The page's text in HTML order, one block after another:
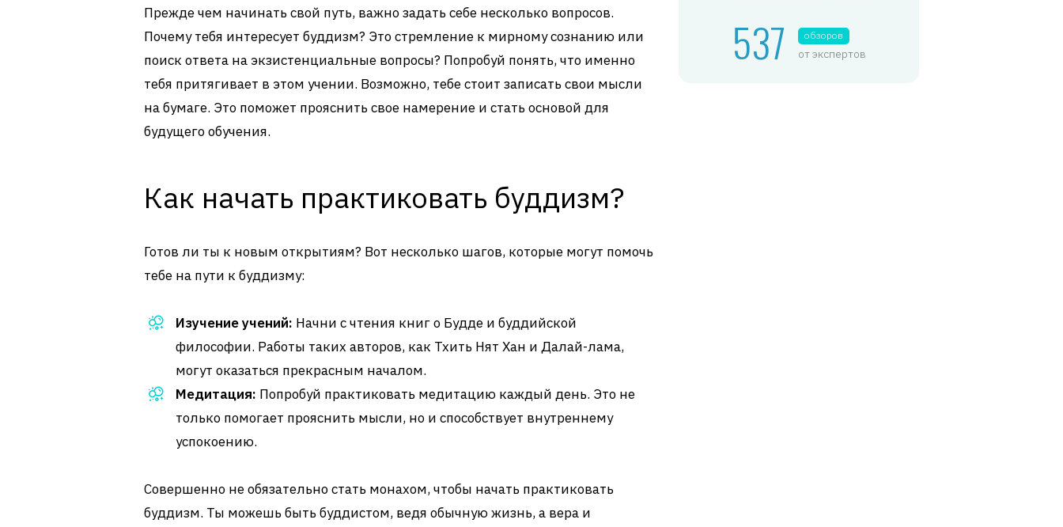
Прежде чем начинать свой путь, важно задать себе несколько вопросов.
Почему тебя интересует буддизм? Это стремление к мирному сознанию или
поиск ответа на экзистенциальные вопросы? Попробуй понять, что именно
тебя притягивает в этом учении. Возможно, тебе стоит записать свои мысли
на бумаге. Это поможет прояснить свое намерение и стать основой для
будущего обучения.
Как начать практиковать буддизм?
Готов ли ты к новым открытиям? Вот несколько шагов, которые могут помочь
тебе на пути к буддизму:
Изучение учений: Начни с чтения книг о Будде и буддийской
философии. Работы таких авторов, как Тхить Нят Хан и Далай-лама,
могут оказаться прекрасным началом.
Медитация: Попробуй практиковать медитацию каждый день. Это не
только помогает прояснить мысли, но и способствует внутреннему
успокоению.
Совершенно не обязательно стать монахом, чтобы начать практиковать
буддизм. Ты можешь быть буддистом, ведя обычную жизнь, а вера и
537 обзоров
от экспертов